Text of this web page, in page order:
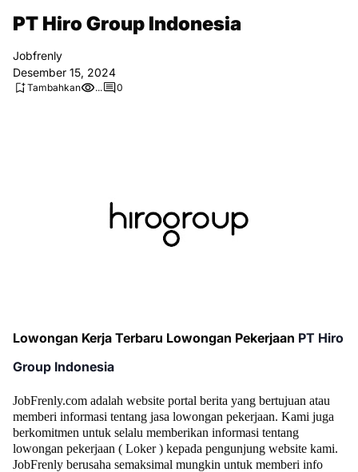
PT Hiro Group Indonesia
Jobfrenly
Desember 15, 2024
Tambahkan ... 0
Lowongan Kerja Terbaru Lowongan Pekerjaan PT Hiro
Group Indonesia
JobFrenly.com adalah website portal berita yang bertujuan atau
memberi informasi tentang jasa lowongan pekerjaan. Kami juga
berkomitmen untuk selalu memberikan informasi tentang
lowongan pekerjaan ( Loker ) kepada pengunjung website kami.
JobFrenly berusaha semaksimal mungkin untuk memberi info